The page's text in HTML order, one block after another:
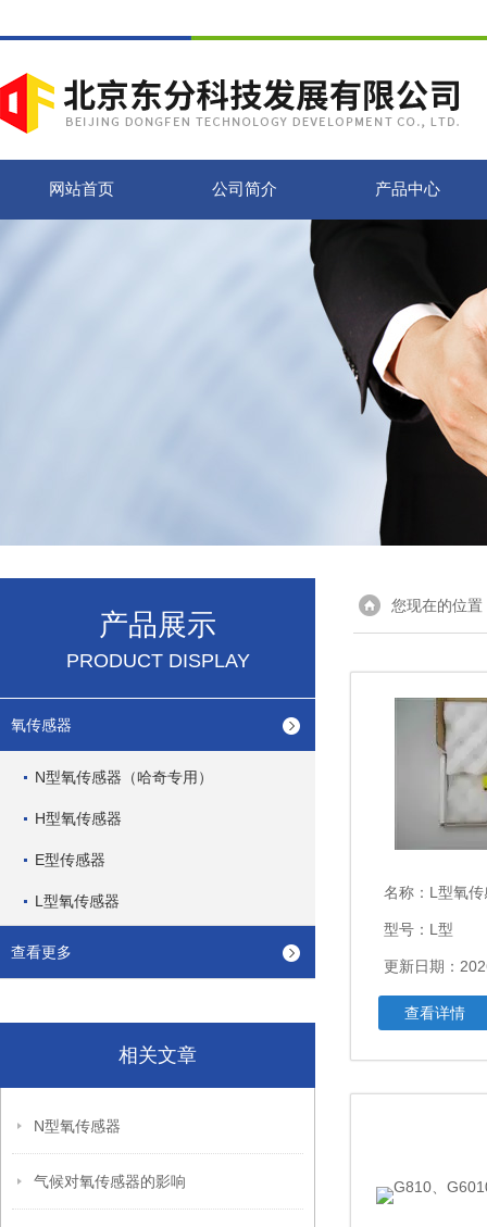
网站首页 公司简介 产品中心
产品展示
PRODUCT DISPLAY
氧传感器
N型氧传感器（哈奇专用）
H型氧传感器
E型传感器
L型氧传感器
查看更多
相关文章
N型氧传感器
气候对氧传感器的影响
您现在的位置
名称： L型氧
型号：L型
更新日期：
查看详情